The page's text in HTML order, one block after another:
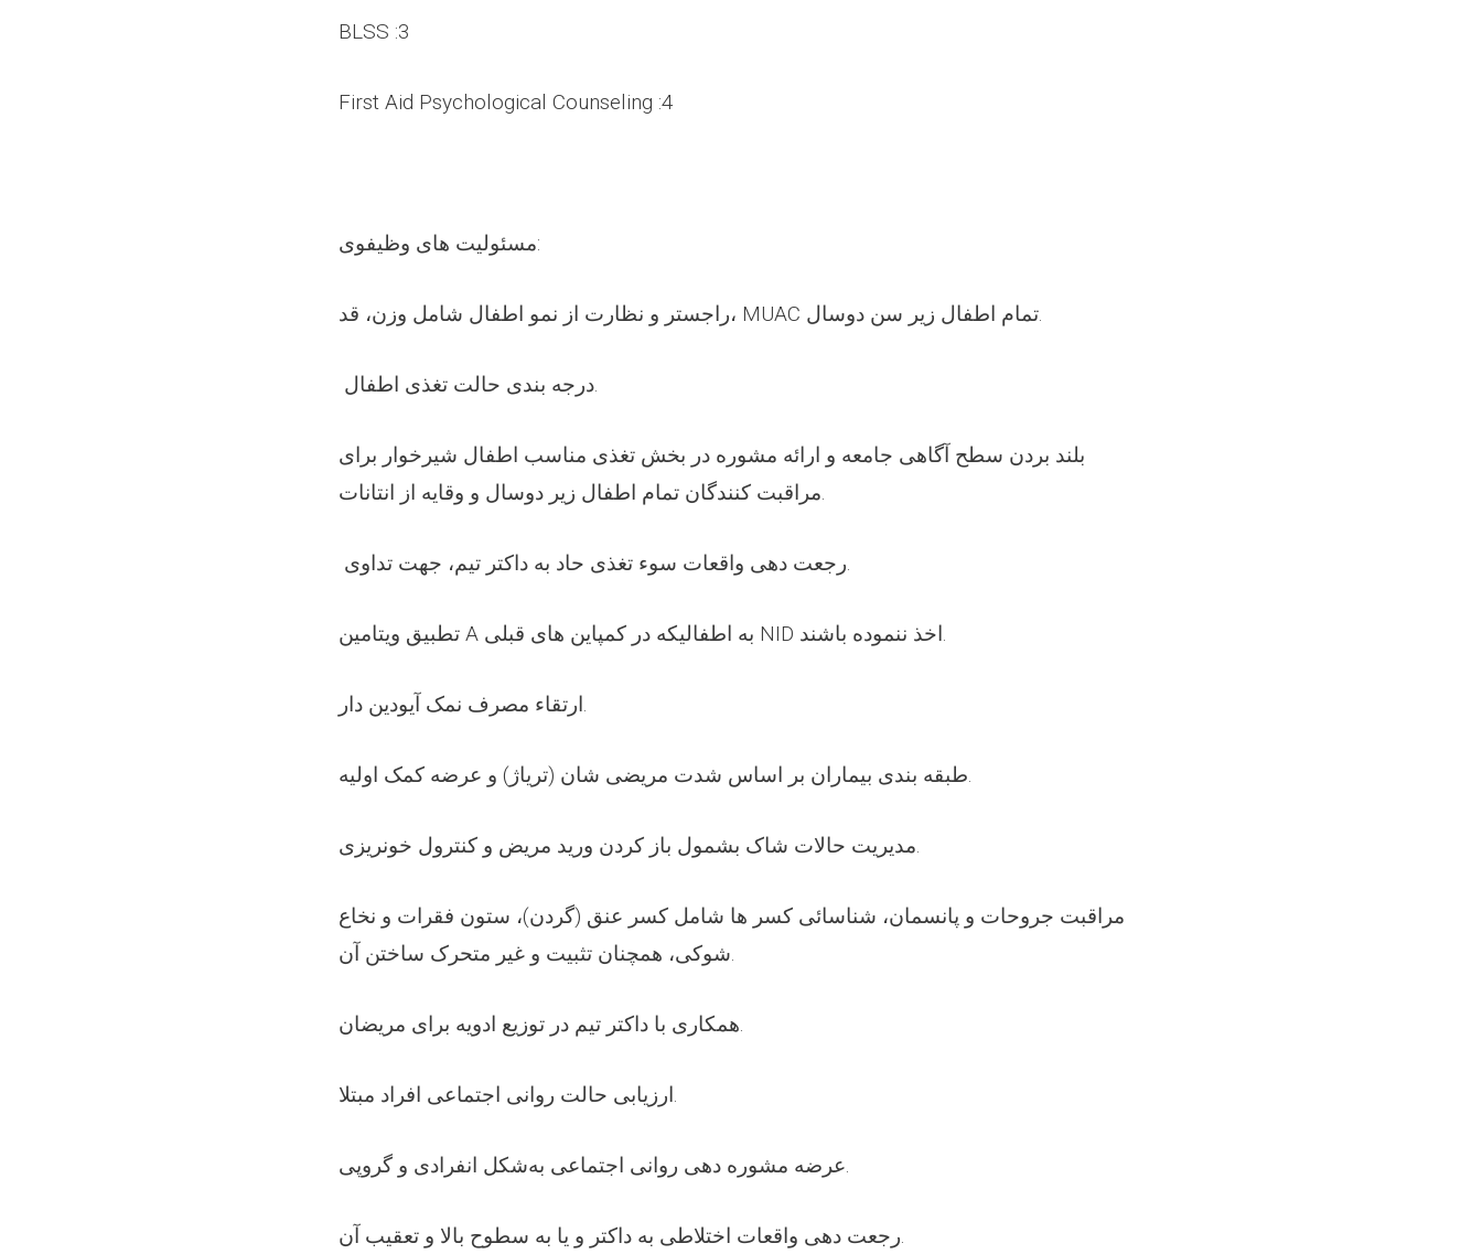
BLSS :3
First Aid Psychological Counseling :4
مسئولیت های وظیفوی:
راجستر و نظارت از نمو اطفال شامل وزن، قد، MUAC تمام اطفال زیر سن دوسال.
درجه بندی حالت تغذی اطفال.
بلند بردن سطح آگاهی جامعه و ارائه‌ مشوره در بخش تغذی مناسب اطفال شیرخوار برای
مراقبت کنندگان تمام اطفال زیر دوسال و وقایه از انتانات.
رجعت دهی واقعات سوء تغذی حاد به داکتر تیم، جهت تداوی.
تطبیق ویتامین A به اطفالیکه در کمپاین های قبلی NID اخذ ننموده باشند.
ارتقاء مصرف نمک آیودین دار.
طبقه بندی بیماران بر اساس شدت مریضی شان (تریاژ) و عرضه کمک اولیه.
مدیریت حالات شاک بشمول باز کردن ورید مریض و کنترول خونریزی.
مراقبت جروحات و پانسمان، شناسائی کسر ها شامل کسر عنق (گردن)، ستون فقرات و نخاع
شوکی، همچنان تثبیت و غیر متحرک ساختن آن.
همکاری با داکتر تیم در توزیع ادویه برای مریضان.
ارزیابی حالت روانی اجتماعی افراد مبتلا.
عرضه مشوره دهی روانی اجتماعی به‌شکل انفرادی و گروپی.
رجعت دهی واقعات اختلاطی به داکتر و یا به سطوح بالا و تعقیب آن.